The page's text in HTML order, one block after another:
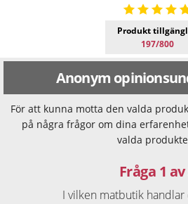
Produkt
197/800
Anonym
För att kunna motta den valda
på några frågor om dina
valda
Fråga 1 av
I vilken matbutik handlar